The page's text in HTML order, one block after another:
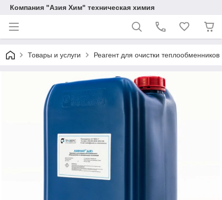
Компания "Азия Хим" техническая химия
Товары и услуги Реагент для очистки теплообменников